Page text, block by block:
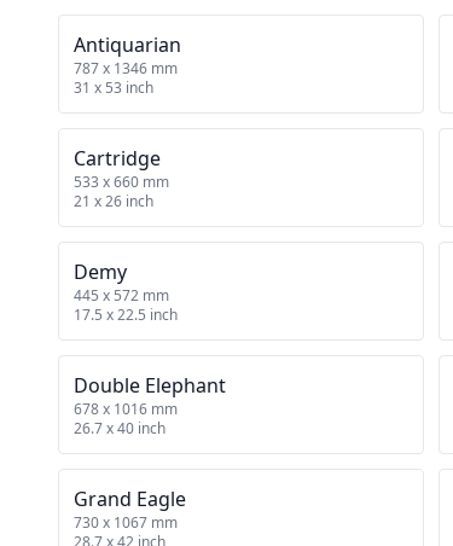
Antiquarian
787 x 1346 mm
31 x 53 inch
Cartridge
533 x 660 mm
21 x 26 inch
Demy
445 x 572 mm
17.5 x 22.5 inch
Double Elephant
678 x 1016 mm
26.7 x 40 inch
Grand Eagle
730 x 1067 mm
28.7 x 42 inch